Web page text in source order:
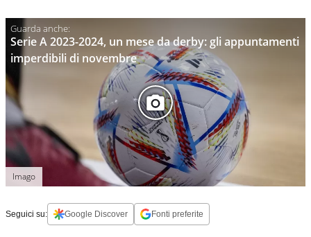
Serie A 2023-2024, un mese da derby: gli appuntamenti
imperdibili di novembre
Imago
Seguici su: Google Discover Fonti preferite